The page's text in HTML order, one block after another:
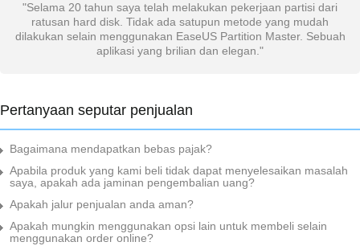
"Selama 20 tahun saya telah melakukan pekerjaan partisi dari
ratusan hard disk. Tidak ada satupun metode yang mudah
dilakukan selain menggunakan EaseUS Partition Master. Sebuah
aplikasi yang brilian dan elegan."
Pertanyaan seputar penjualan
Bagaimana mendapatkan bebas pajak?
Apabila produk yang kami beli tidak dapat menyelesaikan masalah
saya, apakah ada jaminan pengembalian uang?
Apakah jalur penjualan anda aman?
Apakah mungkin menggunakan opsi lain untuk membeli selain
menggunakan order online?